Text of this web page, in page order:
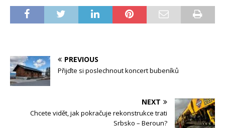
PREVIOUS
Přijďte si poslechnout koncert bubeníků
NEXT
Chcete vidět, jak pokračuje rekonstrukce trati
Srbsko – Beroun?